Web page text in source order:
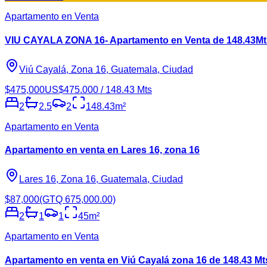
Apartamento en Venta
VIU CAYALA ZONA 16- Apartamento en Venta de
Viú Cayalá, Zona 16, Guatemala, Ciudad
$475,000US$475.000 / 148.43 Mts
2
2.5 2 148.43m²
Apartamento en Venta
Apartamento en venta en Lares 16, zona 16
Lares 16, Zona 16, Guatemala, Ciudad
$87,000(GTQ 675,000.00)
2
1 1 45m²
Apartamento en Venta
Apartamento en venta en Viú Cayalá zona 16 de 148.43